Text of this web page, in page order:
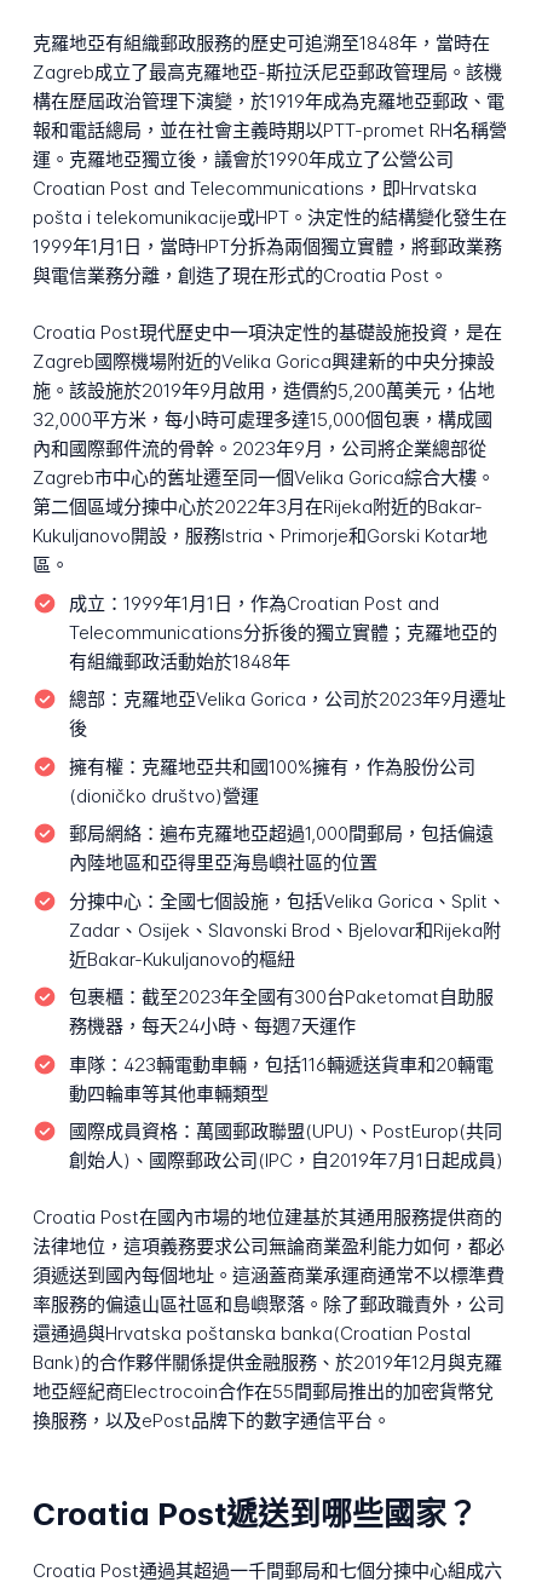
克羅地亞有組織郵政服務的歷史可追溯至1848年，當時在
Zagreb成立了最高克羅地亞-斯拉沃尼亞郵政管理局。該機
構在歷屆政治管理下演變，於1919年成為克羅地亞郵政、電
報和電話總局，並在社會主義時期以PTT-promet RH名稱營
運。克羅地亞獨立後，議會於1990年成立了公營公司
Croatian Post and Telecommunications，即Hrvatska
pošta i telekomunikacije或HPT。決定性的結構變化發生在
1999年1月1日，當時HPT分拆為兩個獨立實體，將郵政業務
與電信業務分離，創造了現在形式的Croatia Post。
Croatia Post現代歷史中一項決定性的基礎設施投資，是在
Zagreb國際機場附近的Velika Gorica興建新的中央分揀設
施。該設施於2019年9月啟用，造價約5,200萬美元，佔地
32,000平方米，每小時可處理多達15,000個包裹，構成國
內和國際郵件流的骨幹。2023年9月，公司將企業總部從
Zagreb市中心的舊址遷至同一個Velika Gorica綜合大樓。
第二個區域分揀中心於2022年3月在Rijeka附近的Bakar-
Kukuljanovo開設，服務Istria、Primorje和Gorski Kotar地
區。
成立： 1999年1月1日，作為Croatian Post and
Telecommunications分拆後的獨立實體；克羅地亞的
有組織郵政活動始於1848年
總部： 克羅地亞Velika Gorica，公司於2023年9月遷址
後
擁有權： 克羅地亞共和國100%擁有，作為股份公司
(dioničko društvo)營運
郵局網絡： 遍布克羅地亞超過1,000間郵局，包括偏遠
內陸地區和亞得里亞海島嶼社區的位置
分揀中心： 全國七個設施，包括Velika Gorica、Split、
Zadar、Osijek、Slavonski Brod、Bjelovar和Rijeka附
近Bakar-Kukuljanovo的樞紐
包裹櫃： 截至2023年全國有300台Paketomat自助服
務機器，每天24小時、每週7天運作
車隊： 423輛電動車輛，包括116輛遞送貨車和20輛電
動四輪車等其他車輛類型
國際成員資格： 萬國郵政聯盟(UPU)、PostEurop(共同
創始人)、國際郵政公司(IPC，自2019年7月1日起成員)
Croatia Post在國內市場的地位建基於其通用服務提供商的
法律地位，這項義務要求公司無論商業盈利能力如何，都必
須遞送到國內每個地址。這涵蓋商業承運商通常不以標準費
率服務的偏遠山區社區和島嶼聚落。除了郵政職責外，公司
還通過與Hrvatska poštanska banka(Croatian Postal
Bank)的合作夥伴關係提供金融服務、於2019年12月與克羅
地亞經紀商Electrocoin合作在55間郵局推出的加密貨幣兌
換服務，以及ePost品牌下的數字通信平台。
Croatia Post遞送到哪些國家？
Croatia Post通過其超過一千間郵局和七個分揀中心組成六